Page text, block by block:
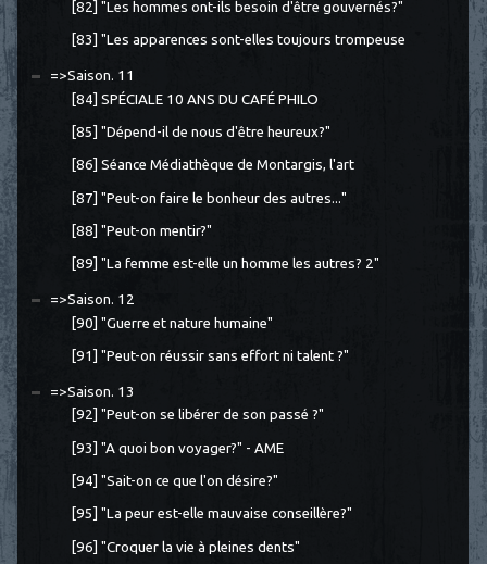
[82] "Les hommes ont-ils besoin d'être gouvernés?"
[83] "Les apparences sont-elles toujours trompeuse
=>Saison. 11
[84] SPÉCIALE 10 ANS DU CAFÉ PHILO
[85] "Dépend-il de nous d'être heureux?"
[86] Séance Médiathèque de Montargis, l'art
[87] "Peut-on faire le bonheur des autres..."
[88] "Peut-on mentir?"
[89] "La femme est-elle un homme les autres? 2"
=>Saison. 12
[90] "Guerre et nature humaine"
[91] "Peut-on réussir sans effort ni talent ?"
=>Saison. 13
[92] "Peut-on se libérer de son passé ?"
[93] "A quoi bon voyager?" - AME
[94] "Sait-on ce que l'on désire?"
[95] "La peur est-elle mauvaise conseillère?"
[96] "Croquer la vie à pleines dents"